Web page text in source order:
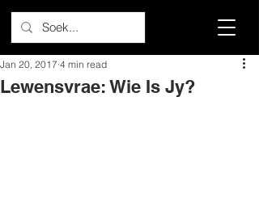
Lewensvrae: Wie Is Jy?
Jan 20, 2017 4 min read